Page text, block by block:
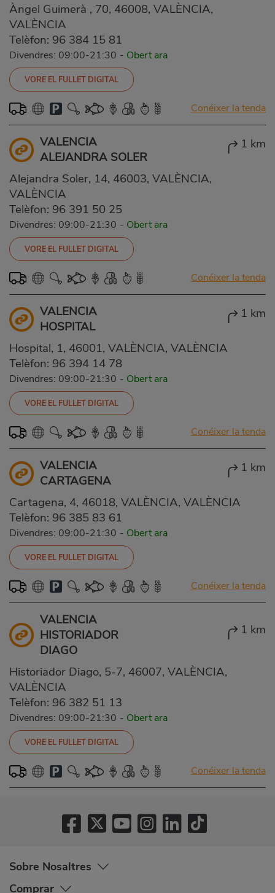
Àngel Guimerà , 70, 46008, VALÈNCIA,
VALÈNCIA
Telèfon: 96 384 15 81
Divendres: 09:00-21:30 - Obert ara
VORE EL FULLET DIGITAL
Conéixer la tenda
VALENCIA
ALEJANDRA SOLER
1 km
Alejandra Soler, 14, 46003, VALÈNCIA,
VALÈNCIA
Telèfon: 96 391 50 25
Divendres: 09:00-21:30 - Obert ara
VORE EL FULLET DIGITAL
Conéixer la tenda
VALENCIA
HOSPITAL
1 km
Hospital, 1, 46001, VALÈNCIA, VALÈNCIA
Telèfon: 96 394 14 78
Divendres: 09:00-21:30 - Obert ara
VORE EL FULLET DIGITAL
Conéixer la tenda
VALENCIA
CARTAGENA
1 km
Cartagena, 4, 46018, VALÈNCIA, VALÈNCIA
Telèfon: 96 385 83 61
Divendres: 09:00-21:30 - Obert ara
VORE EL FULLET DIGITAL
Conéixer la tenda
VALENCIA
HISTORIADOR
DIAGO
1 km
Historiador Diago, 5-7, 46007, VALÈNCIA,
VALÈNCIA
Telèfon: 96 382 51 13
Divendres: 09:00-21:30 - Obert ara
VORE EL FULLET DIGITAL
Conéixer la tenda
Sobre Nosaltres
Comprar